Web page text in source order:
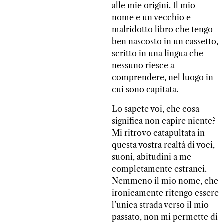
alle mie origini. Il mio
nome e un vecchio e
malridotto libro che tengo
ben nascosto in un cassetto,
scritto in una lingua che
nessuno riesce a
comprendere, nel luogo in
cui sono capitata.
Lo sapete voi, che cosa
significa non capire niente?
Mi ritrovo catapultata in
questa vostra realtà di voci,
suoni, abitudini a me
completamente estranei.
Nemmeno il mio nome, che
ironicamente ritengo essere
l’unica strada verso il mio
passato, non mi permette di